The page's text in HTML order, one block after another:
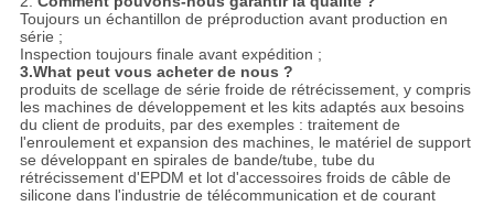
Toujours un échantillon de préproduction avant production en
série ;
Inspection toujours finale avant expédition ;
3.What peut vous acheter de nous ?
produits de scellage de série froide de rétrécissement, y compris
les machines de développement et les kits adaptés aux besoins
du client de produits, par des exemples : traitement de
l'enroulement et expansion des machines, le matériel de support
se développant en spirales de bande/tube, tube du
rétrécissement d'EPDM et lot d'accessoires froids de câble de
silicone dans l'industrie de télécommunication et de courant